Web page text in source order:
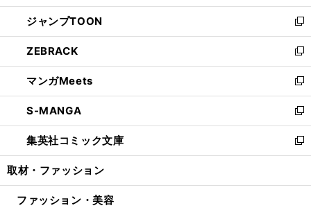
開
く
ウ
で
開
く
ン
ド
ウ
で
開
く
ウ
ィ
ン
ド
ウ
で
開
く
し
い
ウ
ィ
ン
ド
ウ
で
開
く
ジャンプTOON
新
し
い
ウ
ィ
ン
ド
ウ
で
開
ZEBRACK
新
し
い
ウ
ィ
ン
ド
ウ
開
マンガMeets
新
し
い
ウ
ィ
ン
ウ
S-MANGA
新
し
い
ウ
ン
集英社コミック文庫
新
し
ウ
取材・ファッション
ファッション・美容